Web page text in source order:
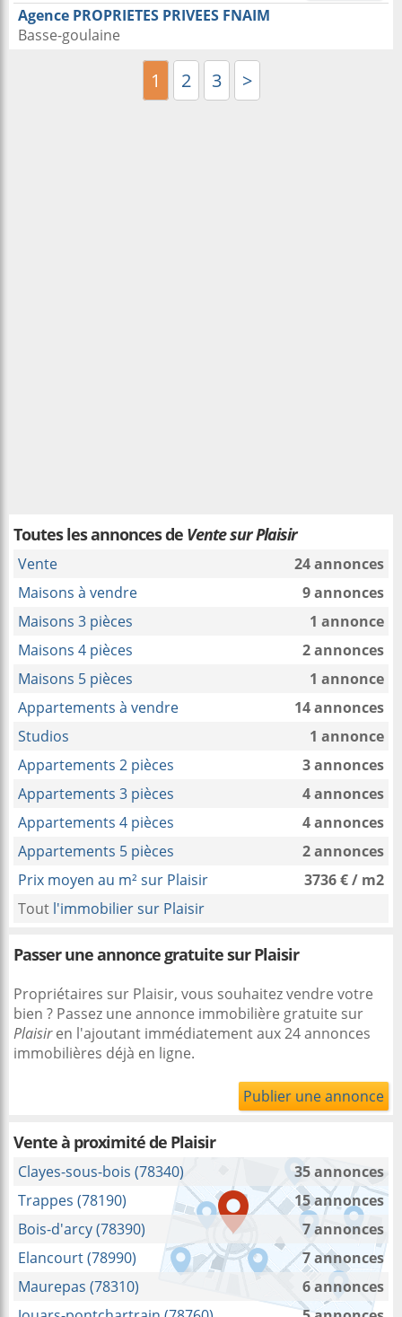
Agence PROPRIETES PRIVEES FNAIM
Basse-goulaine
1 2 3 >
Toutes les annonces de Vente sur Plaisir
Vente
24 annonces
Maisons à vendre
9 annonces
Maisons 3 pièces
1 annonce
Maisons 4 pièces
2 annonces
Maisons 5 pièces
1 annonce
Appartements à vendre
14 annonces
Studios
1 annonce
Appartements 2 pièces
3 annonces
Appartements 3 pièces
4 annonces
Appartements 4 pièces
4 annonces
Appartements 5 pièces
2 annonces
Prix moyen au m² sur Plaisir
3736 € / m2
Tout l'immobilier sur Plaisir
Passer une annonce gratuite sur Plaisir
Propriétaires sur Plaisir, vous souhaitez vendre votre
bien ? Passez une annonce immobilière gratuite sur
Plaisiren l'ajoutant immédiatement aux 24 annonces
immobilières déjà en ligne.
Publier une annonce
Vente à proximitéde Plaisir
Clayes-sous-bois (78340)
35 annonces
Trappes (78190)
15 annonces
Bois-d'arcy (78390)
7 annonces
Elancourt (78990)
7 annonces
Maurepas (78310)
6 annonces